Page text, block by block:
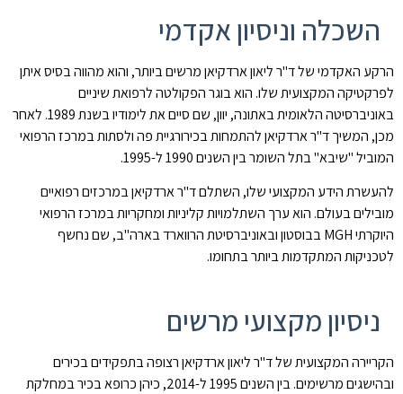
השכלה וניסיון אקדמי
הרקע האקדמי של ד"ר ליאון ארדקיאן מרשים ביותר, והוא מהווה בסיס איתן
לפרקטיקה המקצועית שלו. הוא בוגר הפקולטה לרפואת שיניים
באוניברסיטה הלאומית באתונה, יוון, שם סיים את לימודיו בשנת 1989. לאחר
מכן, המשיך ד"ר ארדקיאן להתמחות בכירורגיית פה ולסתות במרכז הרפואי
המוביל "שיבא" בתל השומר בין השנים 1990 ל-1995.
להעשרת הידע המקצועי שלו, השתלם ד"ר ארדקיאן במרכזים רפואיים
מובילים בעולם. הוא ערך השתלמויות קליניות ומחקריות במרכז הרפואי
היוקרתי MGH בבוסטון ובאוניברסיטת הרווארד בארה"ב, שם נחשף
לטכניקות המתקדמות ביותר בתחומו.
ניסיון מקצועי מרשים
הקריירה המקצועית של ד"ר ליאון ארדקיאן רצופה בתפקידים בכירים
ובהישגים מרשימים. בין השנים 1995 ל-2014, כיהן כרופא בכיר במחלקת